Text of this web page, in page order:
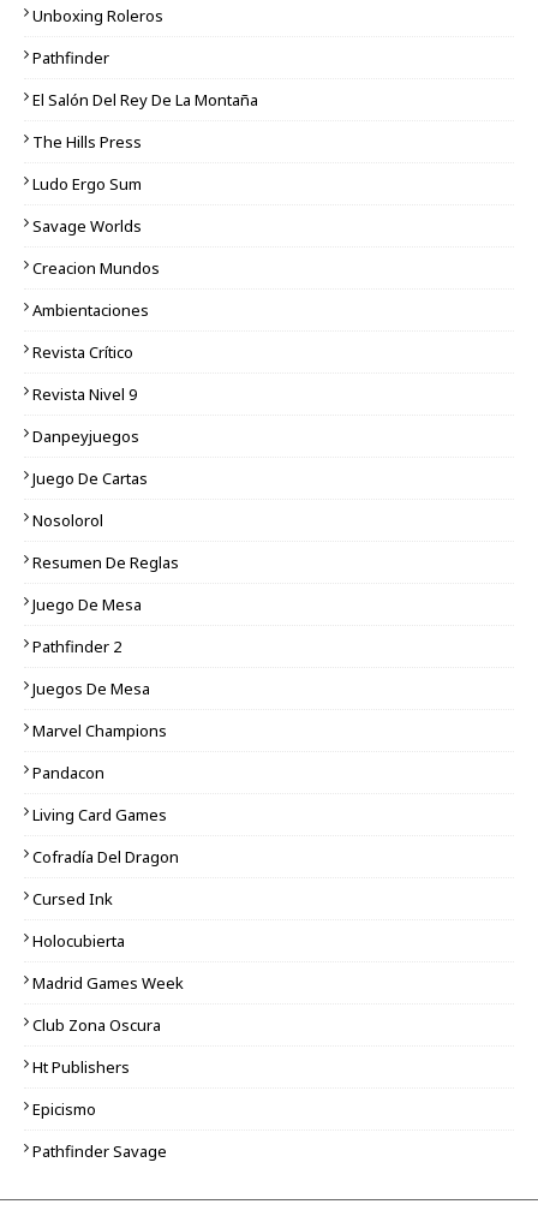
Unboxing Roleros
Pathfinder
El Salón Del Rey De La Montaña
The Hills Press
Ludo Ergo Sum
Savage Worlds
Creacion Mundos
Ambientaciones
Revista Crítico
Revista Nivel 9
Danpeyjuegos
Juego De Cartas
Nosolorol
Resumen De Reglas
Juego De Mesa
Pathfinder 2
Juegos De Mesa
Marvel Champions
Pandacon
Living Card Games
Cofradía Del Dragon
Cursed Ink
Holocubierta
Madrid Games Week
Club Zona Oscura
Ht Publishers
Epicismo
Pathfinder Savage